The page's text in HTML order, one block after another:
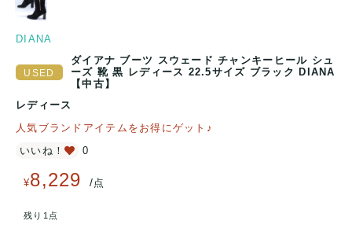
DIANA
ダイアナ ブーツ スウェード チャンキーヒール シュ
ーズ 靴 黒 レディース 22.5サイズ ブラック DIANA
【中古】
レディース
人気ブランドアイテムをお得にゲット♪
いいね！
0
¥8,229 /点
残り1点